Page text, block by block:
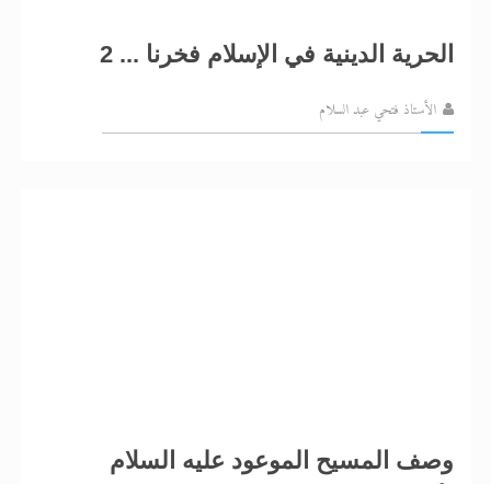
الحرية الدينية في الإسلام فخرنا ... 2
الأستاذ فتحي عبد السلام
وصف المسيح الموعود عليه السلام